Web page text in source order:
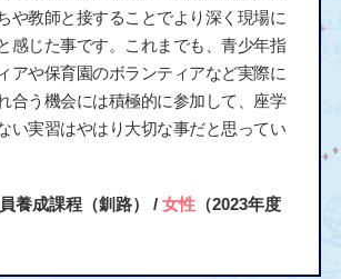
や教師と接することでより深く現場に
感じた事です。これまでも、青少年指
アや保育園のボランティアなど実際に
合う機会には積極的に参加して、座学
い実習はやはり大切な事だと思ってい
養成課程（釧路） / 女性（2023年度